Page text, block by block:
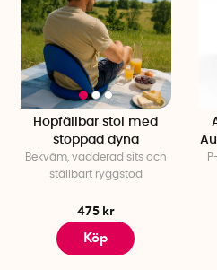
Hopfällbar stol med
stoppad dyna
Bekväm, vadderad sits och
ställbart ryggstöd
475 kr
Köp